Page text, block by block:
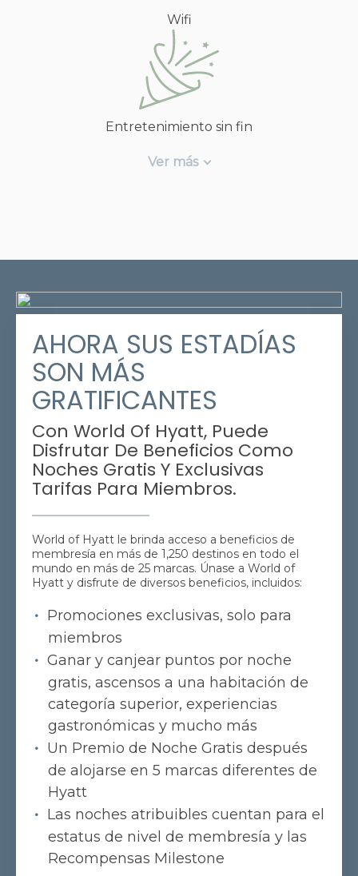
Wifi
Entretenimiento sin fin
Ver más
AHORA SUS ESTADÍAS
SON MÁS
GRATIFICANTES
Con World Of Hyatt, Puede
Disfrutar De Beneficios Como
Noches Gratis Y Exclusivas
Tarifas Para Miembros.
World of Hyatt le brinda acceso a beneficios de
membresía en más de 1,250 destinos en todo el
mundo en más de 25 marcas. Únase a World of
Hyatt y disfrute de diversos beneficios, incluidos:
Promociones exclusivas, solo para
miembros
Ganar y canjear puntos por noche
gratis, ascensos a una habitación de
categoría superior, experiencias
gastronómicas y mucho más
Un Premio de Noche Gratis después
de alojarse en 5 marcas diferentes de
Hyatt
Las noches atribuibles cuentan para el
estatus de nivel de membresía y las
Recompensas Milestone